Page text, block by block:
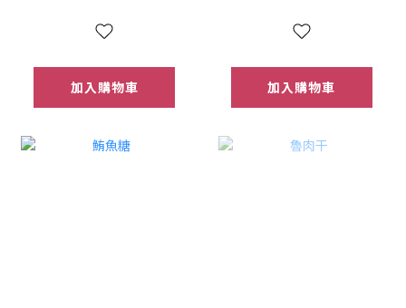
加入購物車 加入購物車